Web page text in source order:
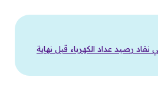
رصيد عداد الكهرباء قبل نهاية